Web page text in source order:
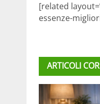
[related
essenze-
ARTICOLI